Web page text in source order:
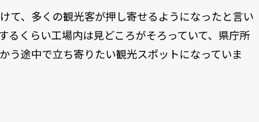
て、多くの観光客が押し寄せるようになったと言い
るくらい工場内は見どころがそろっていて、県庁所
う途中で立ち寄りたい観光スポットになっていま